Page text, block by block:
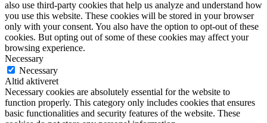
also use third-party cookies that help us analyze and understand how
you use this website. These cookies will be stored in your browser
only with your consent. You also have the option to opt-out of these
cookies. But opting out of some of these cookies may affect your
browsing experience.
Necessary
Necessary
Altid aktiveret
Necessary cookies are absolutely essential for the website to
function properly. This category only includes cookies that ensures
basic functionalities and security features of the website. These